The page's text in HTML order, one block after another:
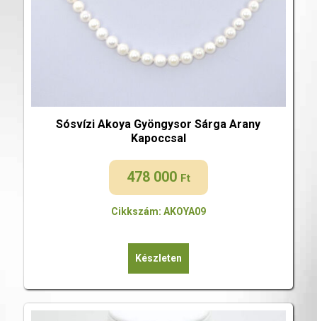
Sósvízi Akoya Gyöngysor Sárga Arany
Kapoccsal
478 000 Ft
Cikkszám: AKOYA09
Készleten